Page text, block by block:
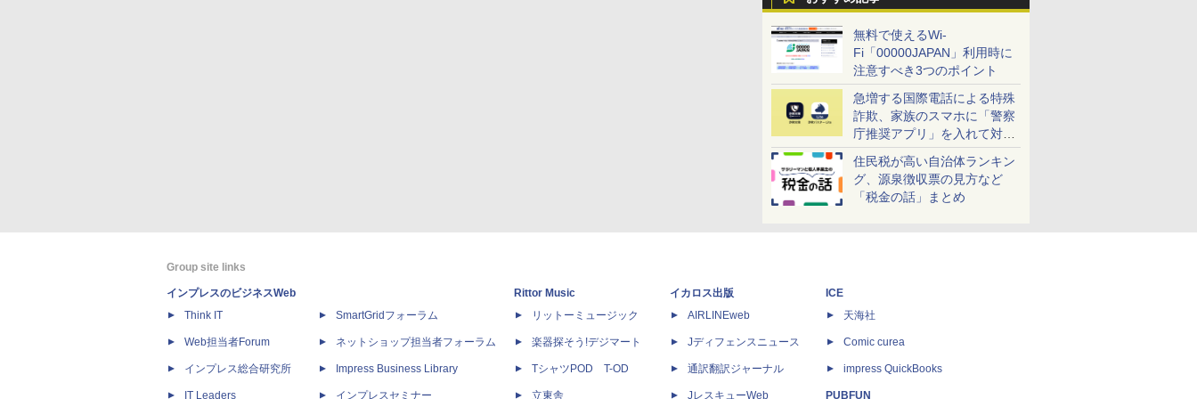
無料で使えるWi-
Fi「00000JAPAN」利用時に
注意すべき3つのポイント
急増する国際電話による特殊
詐欺、家族のスマホに「警察
庁推奨アプリ」を入れて対策
しよう！
住民税が高い自治体ランキン
グ、源泉徴収票の見方など
「税金の話」まとめ
Group site links
インプレスのビジネスWeb
Think IT
Web担当者Forum
インプレス総合研究所
IT Leaders
SmartGridフォーラム
ネットショップ担当者フォーラム
Impress Business Library
インプレスセミナー
Rittor Music
リットーミュージック
楽器探そう!デジマート
TシャツPOD T-OD
立東舎
イカロス出版
AIRLINEweb
Jディフェンスニュース
通訳翻訳ジャーナル
JレスキューWeb
ICE
天海社
Comic curea
impress QuickBooks
PUBFUN